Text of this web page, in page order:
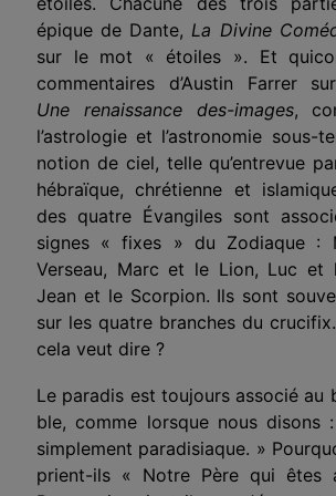
épique de Dante, La Divine
sur le mot « étoiles ». Et
commentaires d’Austin Farrer
Une renaissance des-images,
l’astrologie et l’astro­nomie sous-
notion de ciel, telle qu’entrevue
hébraïque, chrétienne et
des quatre Évangiles sont
signes « fixes » du Zodiaque :
Verseau, Marc et le Lion, Luc et
Jean et le Scorpion. Ils sont
sur les quatre branches du
cela veut dire ?
Le paradis est toujours associé
ble, comme lorsque nous disons
simplement paradisiaque. »
prient-ils « Notre Père qui êtes